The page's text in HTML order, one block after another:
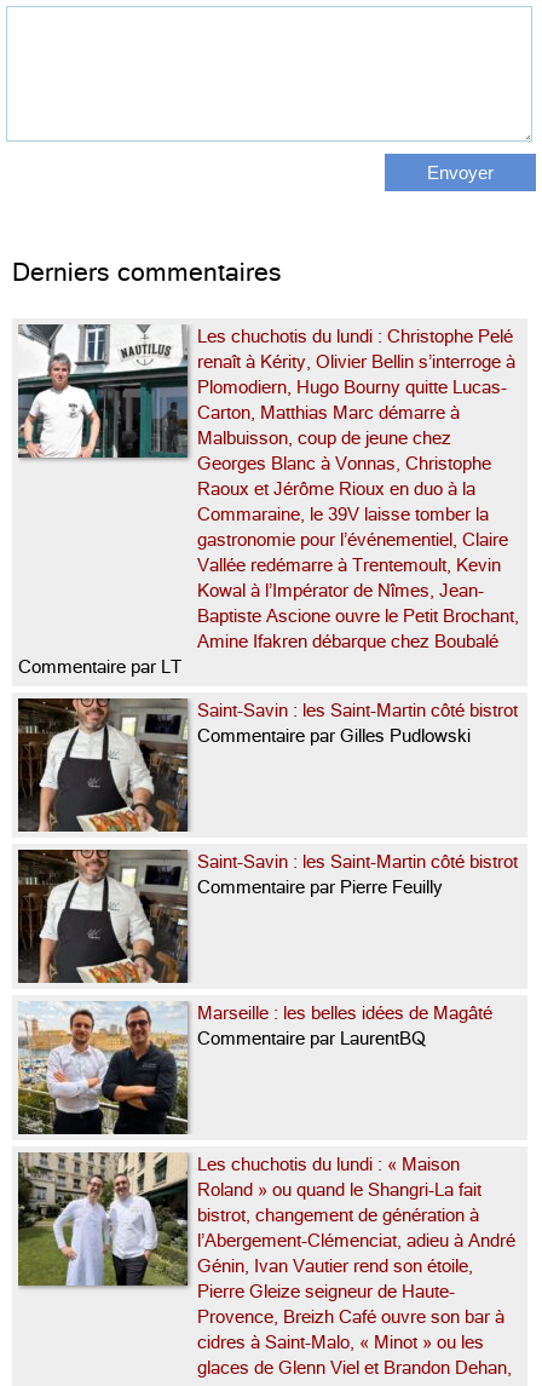
Derniers commentaires
Les chuchotis du lundi : Christophe Pelé
renaît à Kérity, Olivier Bellin s’interroge à
Plomodiern, Hugo Bourny quitte Lucas-
Carton, Matthias Marc démarre à
Malbuisson, coup de jeune chez
Georges Blanc à Vonnas, Christophe
Raoux et Jérôme Rioux en duo à la
Commaraine, le 39V laisse tomber la
gastronomie pour l’événementiel, Claire
Vallée redémarre à Trentemoult, Kevin
Kowal à l’Impérator de Nîmes, Jean-
Baptiste Ascione ouvre le Petit Brochant,
Amine Ifakren débarque chez Boubalé
Commentaire par LT
Saint-Savin : les Saint-Martin côté bistrot
Commentaire par Gilles Pudlowski
Saint-Savin : les Saint-Martin côté bistrot
Commentaire par Pierre Feuilly
Marseille : les belles idées de Magâté
Commentaire par LaurentBQ
Les chuchotis du lundi : « Maison
Roland » ou quand le Shangri-La fait
bistrot, changement de génération à
l’Abergement-Clémenciat, adieu à André
Génin, Ivan Vautier rend son étoile,
Pierre Gleize seigneur de Haute-
Provence, Breizh Café ouvre son bar à
cidres à Saint-Malo, « Minot » ou les
glaces de Glenn Viel et Brandon Dehan,